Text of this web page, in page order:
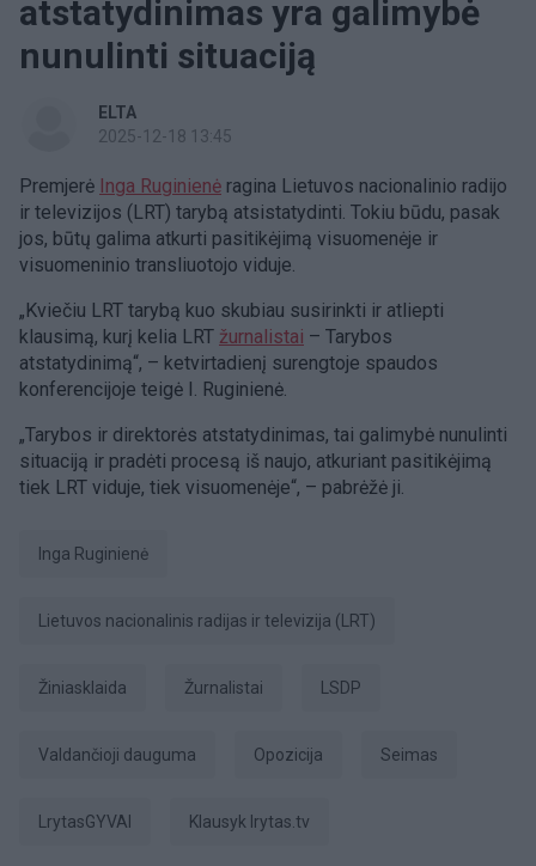
atstatydinimas yra galimybė
nunulinti situaciją
ELTA
2025-12-18 13:45
Premjerė Inga Ruginienė ragina Lietuvos nacionalinio radijo
ir televizijos (LRT) tarybą atsistatydinti. Tokiu būdu, pasak
jos, būtų galima atkurti pasitikėjimą visuomenėje ir
visuomeninio transliuotojo viduje.
„Kviečiu LRT tarybą kuo skubiau susirinkti ir atliepti
klausimą, kurį kelia LRT žurnalistai – Tarybos
atstatydinimą“, – ketvirtadienį surengtoje spaudos
konferencijoje teigė I. Ruginienė.
„Tarybos ir direktorės atstatydinimas, tai galimybė nunulinti
situaciją ir pradėti procesą iš naujo, atkuriant pasitikėjimą
tiek LRT viduje, tiek visuomenėje“, – pabrėžė ji.
Inga Ruginienė
Lietuvos nacionalinis radijas ir televizija (LRT)
žiniasklaida žurnalistai LSDP
valdančioji dauguma opozicija Seimas
LrytasGYVAI Klausyk lrytas.tv